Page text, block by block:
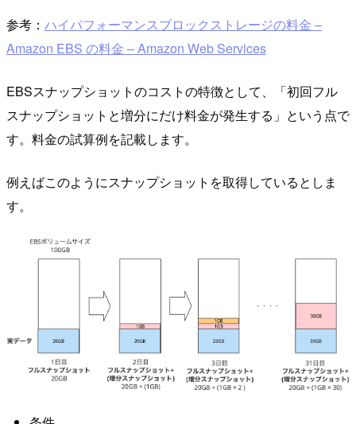
参考： ハイパフォーマンスブロックストレージの料金 –
Amazon EBS の料金 – Amazon Web Services
EBSスナップショットのコストの特徴として、「初回フル
スナップショットと増分にだけ料金が発生する」という点で
す。料金の試算例を記載します。
例えばこのようにスナップショットを取得しているとしま
す。